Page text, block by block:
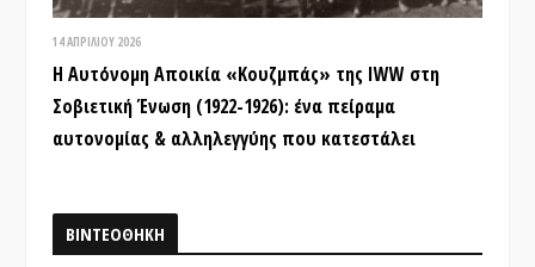
14 ΑΠΡΙΛΊΟΥ 2026
Η Αυτόνομη Αποικία «Κουζμπάς» της IWW στη
Σοβιετική Ένωση (1922-1926): ένα πείραμα
αυτονομίας & αλληλεγγύης που κατεστάλει
ΒΙΝΤΕΟΘΗΚΗ